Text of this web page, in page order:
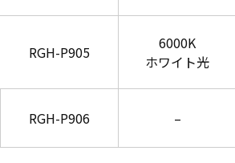
RGH-P905
6000K
ホワイト光
RGH-P906 –